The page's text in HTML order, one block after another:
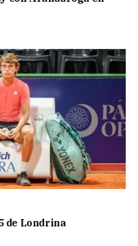
de Londrina